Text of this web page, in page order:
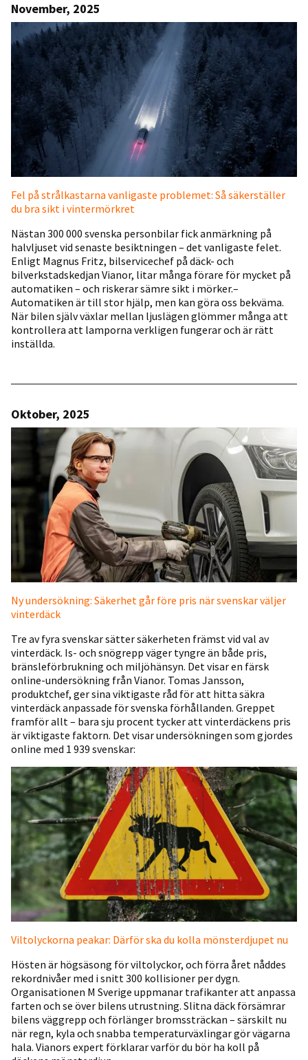
November, 2025
Fel på strålkastarna vanligaste problemet: Så säkerställer
du bra sikt i vintermörkret
Nästan 300 000 svenska personbilar fick anmärkning på
halvljuset vid senaste besiktningen – det vanligaste felet.
Enligt Magnus Fritz, bilservicechef på däck- och
bilverkstadskedjan Vianor, litar många förare för mycket på
automatiken – och riskerar sämre sikt i mörker.–
Automatiken är till stor hjälp, men kan göra oss bekväma.
När bilen själv växlar mellan ljuslägen glömmer många att
kontrollera att lamporna verkligen fungerar och är rätt
inställda.
Oktober, 2025
Ny undersökning: Säkerhet går före pris när svenskar väljer
vinterdäck
Tre av fyra svenskar sätter säkerheten främst vid val av
vinterdäck. Is- och snögrepp väger tyngre än både pris,
bränsleförbrukning och miljöhänsyn. Det visar en färsk
online-undersökning från Vianor. Tomas Jansson,
produktchef, ger sina viktigaste råd för att hitta säkra
vinterdäck anpassade för svenska förhållanden. Greppet
framför allt – bara sju procent tycker att vinterdäckens pris
är viktigaste faktorn. Det visar undersökningen som gjordes
online med 1 939 svenskar:
Viltolyckorna peakar: Därför ska du kolla mönsterdjupet nu
Hösten är högsäsong för viltolyckor, och förra året nåddes
rekordnivåer med i snitt 300 kollisioner per dygn.
Organisationen M Sverige uppmanar trafikanter att anpassa
farten och se över bilens utrustning. Slitna däck försämrar
bilens väggrepp och förlänger bromssträckan – särskilt nu
när regn, kyla och snabba temperaturväxlingar gör vägarna
hala. Vianors expert förklarar varför du bör ha koll på